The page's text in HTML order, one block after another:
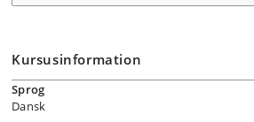
Kursusinformation
Sprog
Dansk